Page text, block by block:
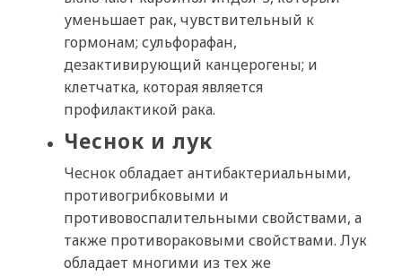
уменьшает рак, чувствительный к
гормонам; сульфорафан,
дезактивирующий канцерогены; и
клетчатка, которая является
профилактикой рака.
Чеснок и лук
Чеснок обладает антибактериальными,
противогрибковыми и
противовоспалительными свойствами, а
также противораковыми свойствами. Лук
обладает многими из тех же